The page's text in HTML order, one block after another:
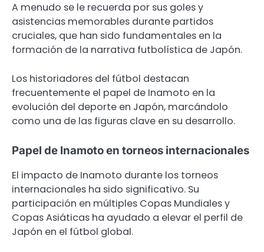
A menudo se le recuerda por sus goles y
asistencias memorables durante partidos
cruciales, que han sido fundamentales en la
formación de la narrativa futbolística de Japón.
Los historiadores del fútbol destacan
frecuentemente el papel de Inamoto en la
evolución del deporte en Japón, marcándolo
como una de las figuras clave en su desarrollo.
Papel de Inamoto en torneos internacionales
El impacto de Inamoto durante los torneos
internacionales ha sido significativo. Su
participación en múltiples Copas Mundiales y
Copas Asiáticas ha ayudado a elevar el perfil de
Japón en el fútbol global.